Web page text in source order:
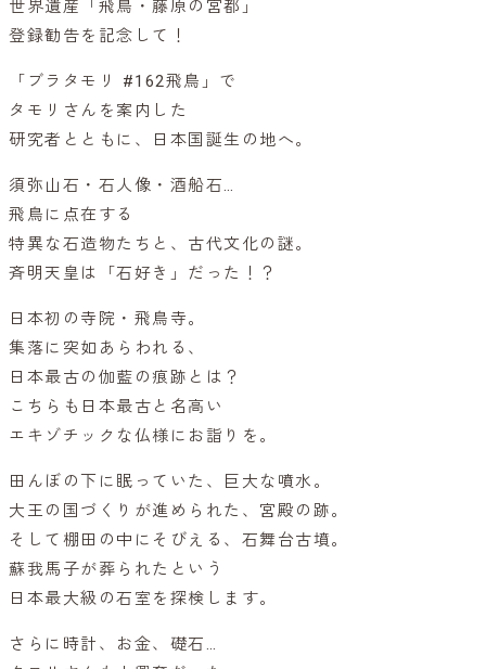
世界遺産「飛鳥・藤原の宮都」
登録勧告を記念して！
「ブラタモリ #162飛鳥」で
タモリさんを案内した
研究者とともに、日本国誕生の地へ。
須弥山石・石人像・酒船石…
飛鳥に点在する
特異な石造物たちと、古代文化の謎。
斉明天皇は「石好き」だった！？
日本初の寺院・飛鳥寺。
集落に突如あらわれる、
日本最古の伽藍の痕跡とは？
こちらも日本最古と名高い
エキゾチックな仏様にお詣りを。
田んぼの下に眠っていた、巨大な噴水。
大王の国づくりが進められた、宮殿の跡。
そして棚田の中にそびえる、石舞台古墳。
蘇我馬子が葬られたという
日本最大級の石室を探検します。
さらに時計、お金、礎石…